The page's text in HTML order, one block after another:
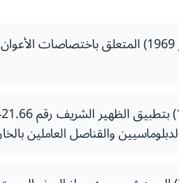
الظهير الشريف رقم 421.66 الصادر في 8 شعبان 1389 (20 أكتوبر 1969) المتعلق باختصاصات الأعوان